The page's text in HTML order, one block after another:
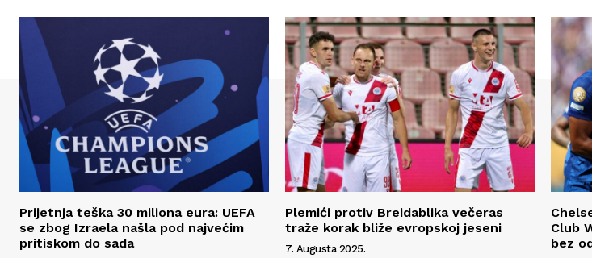
Prijetnja teška 30 miliona eura: UEFA
se zbog Izraela našla pod najvećim
pritiskom do sada
Plemići protiv Breidablika večeras
traže korak bliže evropskoj jeseni
7. Augusta 2025.
Club
bez